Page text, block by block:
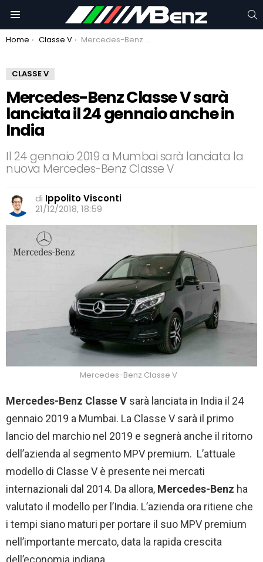
You are here:
Home Classe V Mercedes-Benz Classe V sarà lanciata il 24 gennaio anche in India
CLASSE V
Mercedes-Benz Classe V sarà
lanciata il 24 gennaio anche in
India
Il 24 gennaio 2019 a Mumbai sarà lanciata la
nuova Mercedes-Benz Classe V
di Ippolito Visconti
21/12/2018, 18:59
Mercedes-Benz Classe V
Mercedes-Benz Classe V sarà lanciata in India il 24
gennaio 2019 a Mumbai. La Classe V sarà il primo
lancio del marchio nel 2019 e segnerà anche il ritorno
dell’azienda al segmento MPV premium. L’attuale
modello di Classe V è presente nei mercati
internazionali dal 2014. Da allora, Mercedes-Benz ha
valutato il modello per l’India. L’azienda ora ritiene che
i tempi siano maturi per portare il suo MPV premium
nell’importante mercato, data la rapida crescita
dell’economia indiana.